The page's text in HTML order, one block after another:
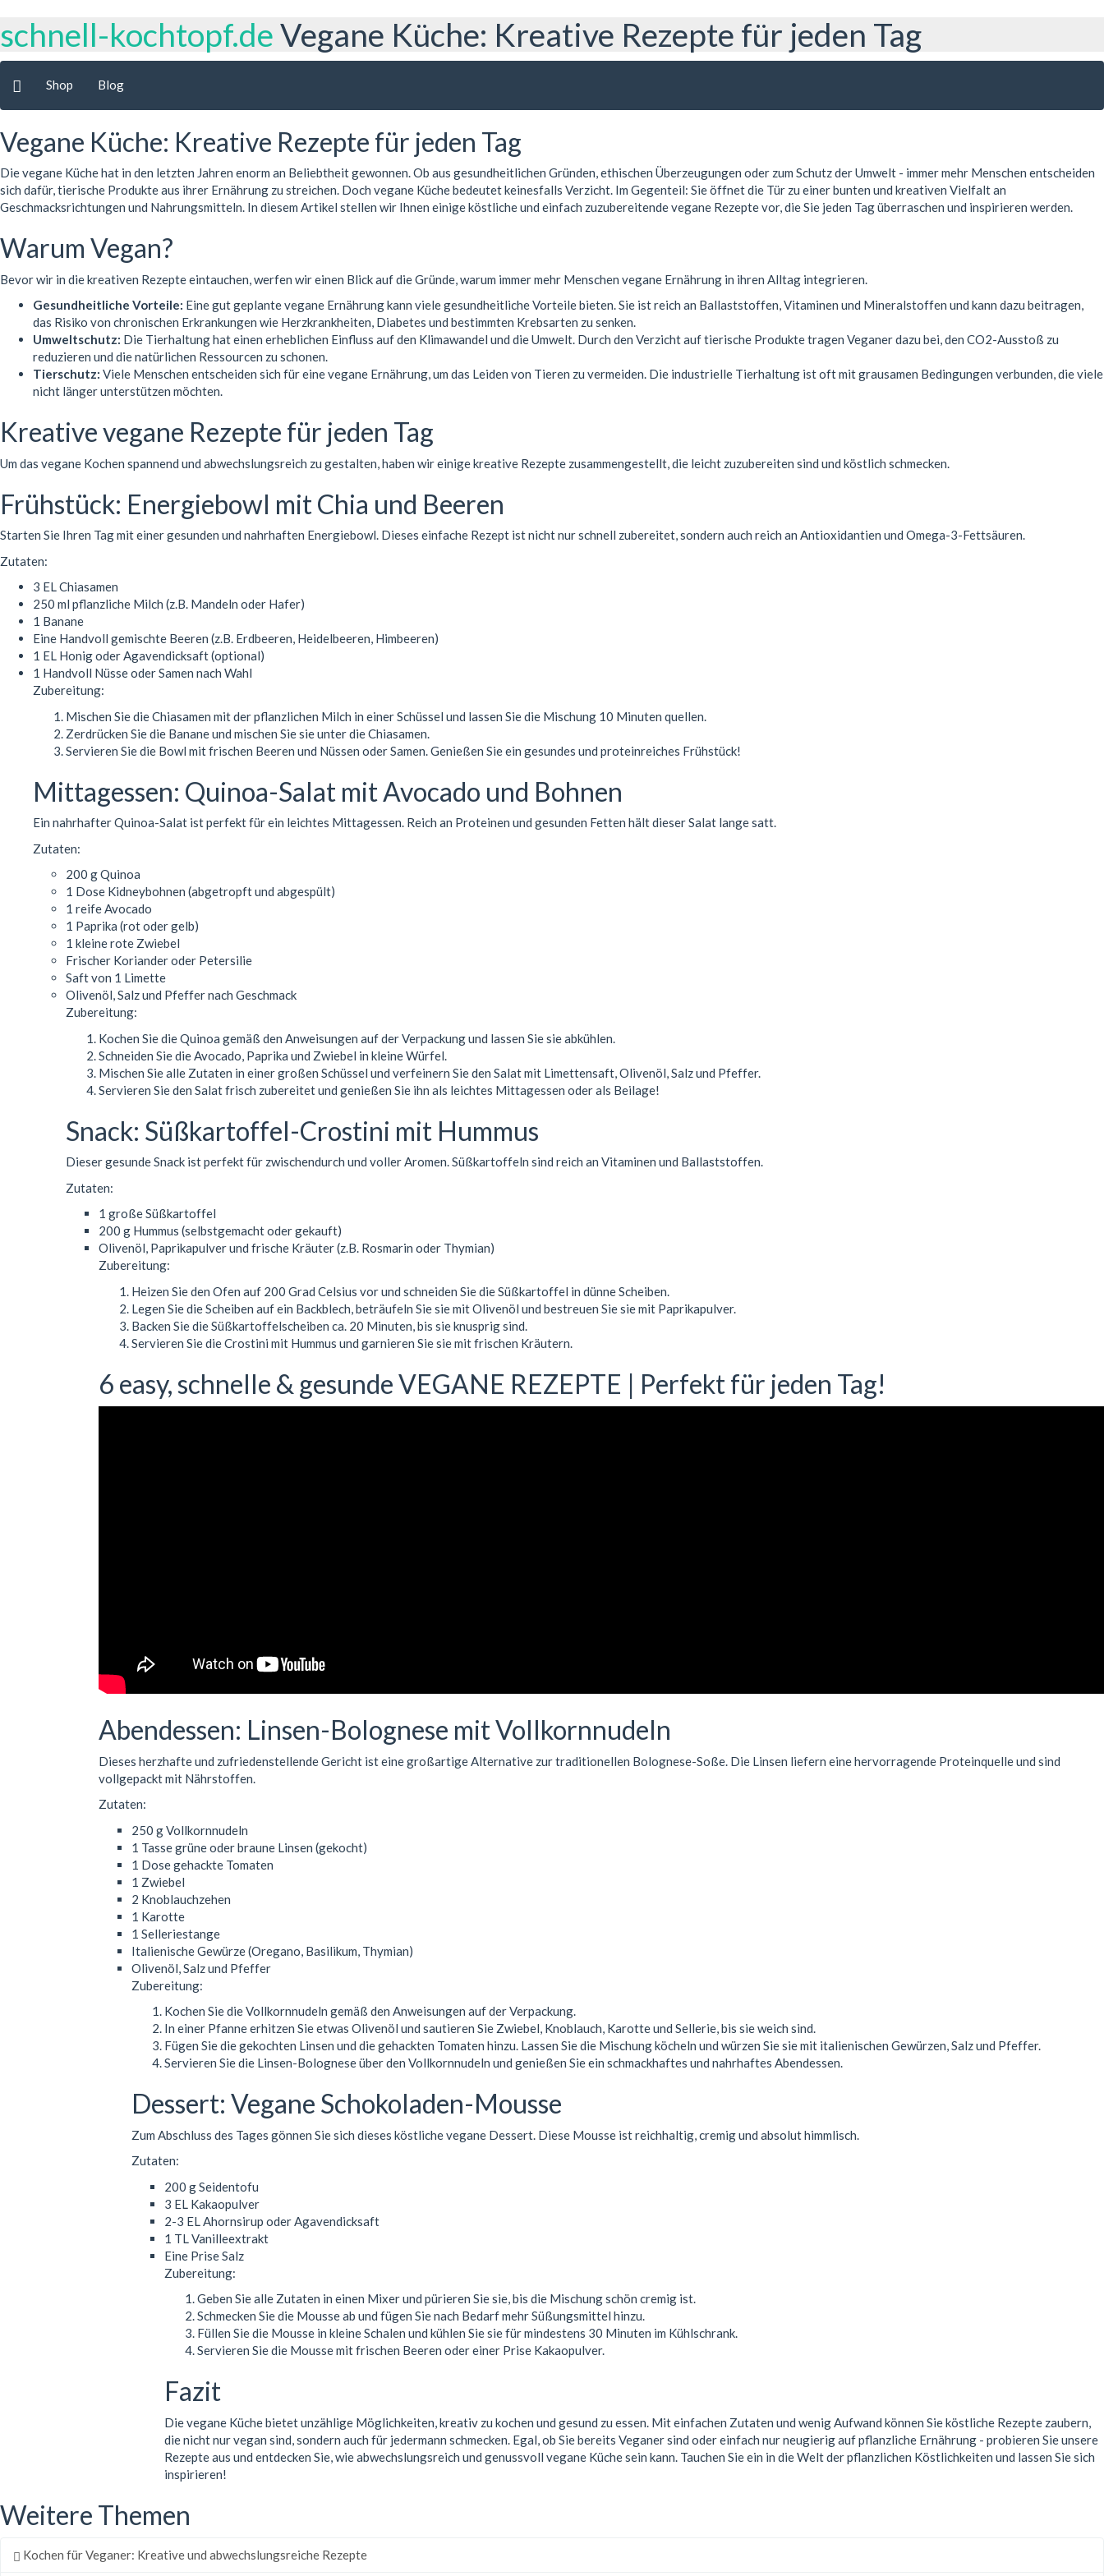
schnell-kochtopf.deVegane Küche: Kreative Rezepte für jeden Tag
Shop Blog
Vegane Küche: Kreative Rezepte für jeden Tag
Die vegane Küche hat in den letzten Jahren enorm an Beliebtheit gewonnen. Ob aus gesundheitlichen Gründen, ethischen Überzeugungen oder zum Schutz der Umwelt - immer mehr Menschen entscheiden
sich dafür, tierische Produkte aus ihrer Ernährung zu streichen. Doch vegane Küche bedeutet keinesfalls Verzicht. Im Gegenteil: Sie öffnet die Tür zu einer bunten und kreativen Vielfalt an
Geschmacksrichtungen und Nahrungsmitteln. In diesem Artikel stellen wir Ihnen einige köstliche und einfach zuzubereitende vegane Rezepte vor, die Sie jeden Tag überraschen und inspirieren werden.
Warum Vegan?
Bevor wir in die kreativen Rezepte eintauchen, werfen wir einen Blick auf die Gründe, warum immer mehr Menschen vegane Ernährung in ihren Alltag integrieren.
Gesundheitliche Vorteile: Eine gut geplante vegane Ernährung kann viele gesundheitliche Vorteile bieten. Sie ist reich an Ballaststoffen, Vitaminen und Mineralstoffen und kann dazu beitragen,
das Risiko von chronischen Erkrankungen wie Herzkrankheiten, Diabetes und bestimmten Krebsarten zu senken.
Umweltschutz: Die Tierhaltung hat einen erheblichen Einfluss auf den Klimawandel und die Umwelt. Durch den Verzicht auf tierische Produkte tragen Veganer dazu bei, den CO2-Ausstoß zu
reduzieren und die natürlichen Ressourcen zu schonen.
Tierschutz: Viele Menschen entscheiden sich für eine vegane Ernährung, um das Leiden von Tieren zu vermeiden. Die industrielle Tierhaltung ist oft mit grausamen Bedingungen verbunden, die viele
nicht länger unterstützen möchten.
Kreative vegane Rezepte für jeden Tag
Um das vegane Kochen spannend und abwechslungsreich zu gestalten, haben wir einige kreative Rezepte zusammengestellt, die leicht zuzubereiten sind und köstlich schmecken.
Frühstück: Energiebowl mit Chia und Beeren
Starten Sie Ihren Tag mit einer gesunden und nahrhaften Energiebowl. Dieses einfache Rezept ist nicht nur schnell zubereitet, sondern auch reich an Antioxidantien und Omega-3-Fettsäuren.
Zutaten:
3 EL Chiasamen
250 ml pflanzliche Milch (z.B. Mandeln oder Hafer)
1 Banane
Eine Handvoll gemischte Beeren (z.B. Erdbeeren, Heidelbeeren, Himbeeren)
1 EL Honig oder Agavendicksaft (optional)
1 Handvoll Nüsse oder Samen nach Wahl
Zubereitung:
Mischen Sie die Chiasamen mit der pflanzlichen Milch in einer Schüssel und lassen Sie die Mischung 10 Minuten quellen.
Zerdrücken Sie die Banane und mischen Sie sie unter die Chiasamen.
Servieren Sie die Bowl mit frischen Beeren und Nüssen oder Samen. Genießen Sie ein gesundes und proteinreiches Frühstück!
Mittagessen: Quinoa-Salat mit Avocado und Bohnen
Ein nahrhafter Quinoa-Salat ist perfekt für ein leichtes Mittagessen. Reich an Proteinen und gesunden Fetten hält dieser Salat lange satt.
Zutaten:
200 g Quinoa
1 Dose Kidneybohnen (abgetropft und abgespült)
1 reife Avocado
1 Paprika (rot oder gelb)
1 kleine rote Zwiebel
Frischer Koriander oder Petersilie
Saft von 1 Limette
Olivenöl, Salz und Pfeffer nach Geschmack
Zubereitung:
Kochen Sie die Quinoa gemäß den Anweisungen auf der Verpackung und lassen Sie sie abkühlen.
Schneiden Sie die Avocado, Paprika und Zwiebel in kleine Würfel.
Mischen Sie alle Zutaten in einer großen Schüssel und verfeinern Sie den Salat mit Limettensaft, Olivenöl, Salz und Pfeffer.
Servieren Sie den Salat frisch zubereitet und genießen Sie ihn als leichtes Mittagessen oder als Beilage!
Snack: Süßkartoffel-Crostini mit Hummus
Dieser gesunde Snack ist perfekt für zwischendurch und voller Aromen. Süßkartoffeln sind reich an Vitaminen und Ballaststoffen.
Zutaten:
1 große Süßkartoffel
200 g Hummus (selbstgemacht oder gekauft)
Olivenöl, Paprikapulver und frische Kräuter (z.B. Rosmarin oder Thymian)
Zubereitung:
Heizen Sie den Ofen auf 200 Grad Celsius vor und schneiden Sie die Süßkartoffel in dünne Scheiben.
Legen Sie die Scheiben auf ein Backblech, beträufeln Sie sie mit Olivenöl und bestreuen Sie sie mit Paprikapulver.
Backen Sie die Süßkartoffelscheiben ca. 20 Minuten, bis sie knusprig sind.
Servieren Sie die Crostini mit Hummus und garnieren Sie sie mit frischen Kräutern.
6 easy, schnelle & gesunde VEGANE REZEPTE | Perfekt für jeden Tag!
Abendessen: Linsen-Bolognese mit Vollkornnudeln
Dieses herzhafte und zufriedenstellende Gericht ist eine großartige Alternative zur traditionellen Bolognese-Soße. Die Linsen liefern eine hervorragende Proteinquelle und sind
vollgepackt mit Nährstoffen.
Zutaten:
250 g Vollkornnudeln
1 Tasse grüne oder braune Linsen (gekocht)
1 Dose gehackte Tomaten
1 Zwiebel
2 Knoblauchzehen
1 Karotte
1 Selleriestange
Italienische Gewürze (Oregano, Basilikum, Thymian)
Olivenöl, Salz und Pfeffer
Zubereitung:
Kochen Sie die Vollkornnudeln gemäß den Anweisungen auf der Verpackung.
In einer Pfanne erhitzen Sie etwas Olivenöl und sautieren Sie Zwiebel, Knoblauch, Karotte und Sellerie, bis sie weich sind.
Fügen Sie die gekochten Linsen und die gehackten Tomaten hinzu. Lassen Sie die Mischung köcheln und würzen Sie sie mit italienischen Gewürzen, Salz und Pfeffer.
Servieren Sie die Linsen-Bolognese über den Vollkornnudeln und genießen Sie ein schmackhaftes und nahrhaftes Abendessen.
Dessert: Vegane Schokoladen-Mousse
Zum Abschluss des Tages gönnen Sie sich dieses köstliche vegane Dessert. Diese Mousse ist reichhaltig, cremig und absolut himmlisch.
Zutaten:
200 g Seidentofu
3 EL Kakaopulver
2-3 EL Ahornsirup oder Agavendicksaft
1 TL Vanilleextrakt
Eine Prise Salz
Zubereitung:
Geben Sie alle Zutaten in einen Mixer und pürieren Sie sie, bis die Mischung schön cremig ist.
Schmecken Sie die Mousse ab und fügen Sie nach Bedarf mehr Süßungsmittel hinzu.
Füllen Sie die Mousse in kleine Schalen und kühlen Sie sie für mindestens 30 Minuten im Kühlschrank.
Servieren Sie die Mousse mit frischen Beeren oder einer Prise Kakaopulver.
Fazit
Die vegane Küche bietet unzählige Möglichkeiten, kreativ zu kochen und gesund zu essen. Mit einfachen Zutaten und wenig Aufwand können Sie köstliche Rezepte zaubern,
die nicht nur vegan sind, sondern auch für jedermann schmecken. Egal, ob Sie bereits Veganer sind oder einfach nur neugierig auf pflanzliche Ernährung - probieren Sie unsere
Rezepte aus und entdecken Sie, wie abwechslungsreich und genussvoll vegane Küche sein kann. Tauchen Sie ein in die Welt der pflanzlichen Köstlichkeiten und lassen Sie sich
inspirieren!
Weitere Themen
Kochen für Veganer: Kreative und abwechslungsreiche Rezepte